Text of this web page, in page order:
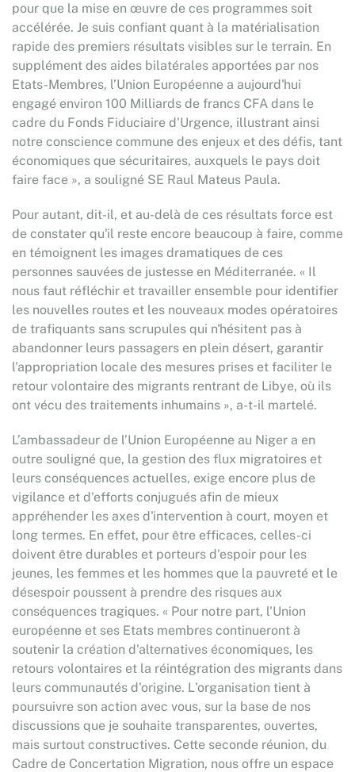
pour que la mise en œuvre de ces programmes soit
accélérée. Je suis confiant quant à la matérialisation
rapide des premiers résultats visibles sur le terrain. En
supplément des aides bilatérales apportées par nos
Etats-Membres, l’Union Européenne a aujourd'hui
engagé environ 100 Milliards de francs CFA dans le
cadre du Fonds Fiduciaire d'Urgence, illustrant ainsi
notre conscience commune des enjeux et des défis, tant
économiques que sécuritaires, auxquels le pays doit
faire face », a souligné SE Raul Mateus Paula.
Pour autant, dit-il, et au-delà de ces résultats force est
de constater qu'il reste encore beaucoup à faire, comme
en témoignent les images dramatiques de ces
personnes sauvées de justesse en Méditerranée. « Il
nous faut réfléchir et travailler ensemble pour identifier
les nouvelles routes et les nouveaux modes opératoires
de trafiquants sans scrupules qui n'hésitent pas à
abandonner leurs passagers en plein désert, garantir
l'appropriation locale des mesures prises et faciliter le
retour volontaire des migrants rentrant de Libye, où ils
ont vécu des traitements inhumains », a-t-il martelé.
L’ambassadeur de l’Union Européenne au Niger a en
outre souligné que, la gestion des flux migratoires et
leurs conséquences actuelles, exige encore plus de
vigilance et d'efforts conjugués afin de mieux
appréhender les axes d'intervention à court, moyen et
long termes. En effet, pour être efficaces, celles-ci
doivent être durables et porteurs d'espoir pour les
jeunes, les femmes et les hommes que la pauvreté et le
désespoir poussent à prendre des risques aux
conséquences tragiques. « Pour notre part, l'Union
européenne et ses Etats membres continueront à
soutenir la création d'alternatives économiques, les
retours volontaires et la réintégration des migrants dans
leurs communautés d'origine. L'organisation tient à
poursuivre son action avec vous, sur la base de nos
discussions que je souhaite transparentes, ouvertes,
mais surtout constructives. Cette seconde réunion, du
Cadre de Concertation Migration, nous offre un espace